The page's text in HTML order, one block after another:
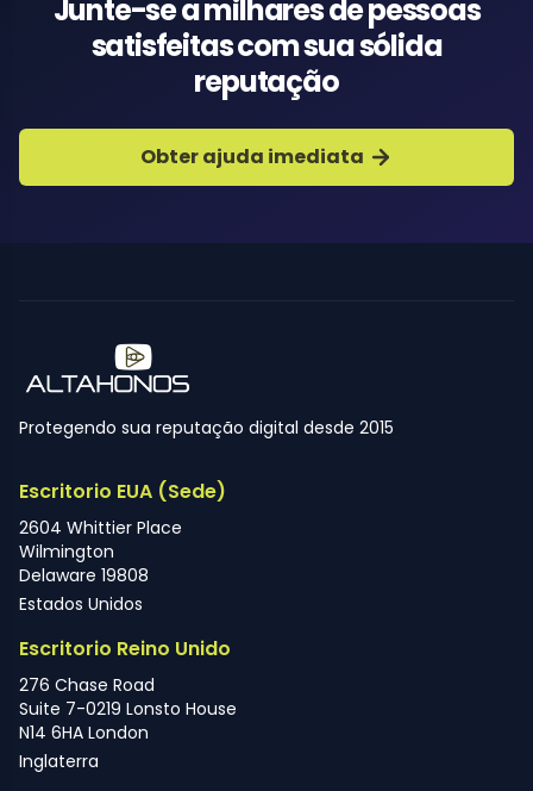
Junte-se a milhares de pessoas
satisfeitas com sua sólida
reputação
Obter ajuda imediata
Protegendo sua reputação digital desde 2015
Escritorio EUA (Sede)
2604 Whittier Place
Wilmington
Delaware 19808
Estados Unidos
Escritorio Reino Unido
276 Chase Road
Suite 7-0219 Lonsto House
N14 6HA London
Inglaterra